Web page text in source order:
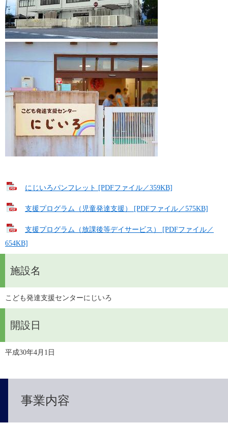
にじいろパンフレット [PDFファイル／359KB]
支援プログラム（児童発達支援） [PDFファイル／575KB]
支援プログラム（放課後等デイサービス） [PDFファイル／
654KB]
施設名
こども発達支援センターにじいろ
開設日
平成30年4月1日
事業内容